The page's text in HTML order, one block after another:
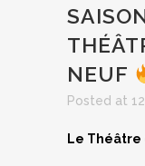
NEUF
Posted at
Le Théâtre